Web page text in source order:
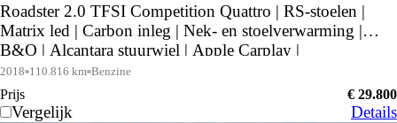
Roadster 2.0 TFSI Competition Quattro | RS-stoelen |
Matrix led | Carbon inleg | Nek- en stoelverwarming |
B&O | Alcantara stuurwiel | Apple Carplay |
Achteruitrijcamera |
2018 110.816 km Benzine
Prijs € 29.800
Vergelijk Details